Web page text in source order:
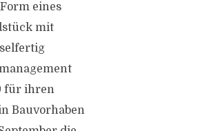
eines
mit
für ihren
Bauvorhaben